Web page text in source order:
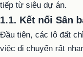
tiếp từ siêu dự án.
1.1. Kết nối Sân
Đầu tiên, các lô đất
việc di chuyển rất